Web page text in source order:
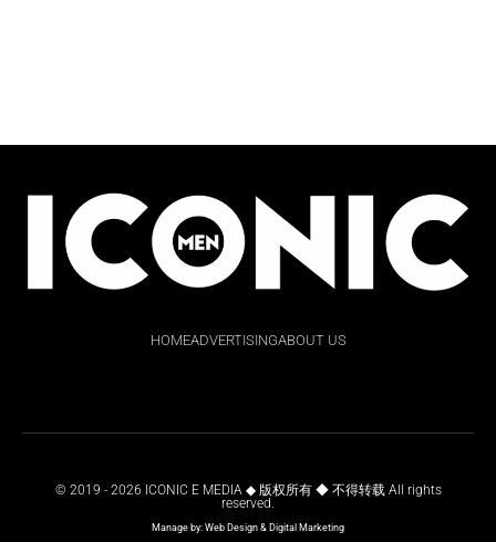
HOMEADVERTISINGABOUT US
© 2019 - 2026 ICONIC E MEDIA ◆ 版权所有 ◆ 不得转载 All rights
reserved.
Manage by: Web Design & Digital Marketing